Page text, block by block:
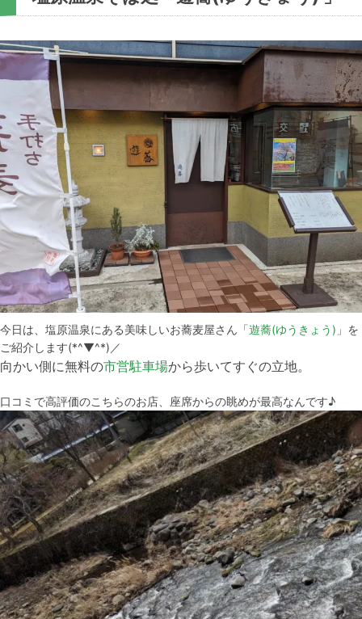
今日は、塩原温泉にある美味しいお蕎麦屋さん「遊蕎(ゆうきょう) 」を
ご紹介します(*^▼^*)／
向かい側に無料の市営駐車場から歩いてすぐの立地。
口コミで高評価のこちらのお店、座席からの眺めが最高なんです♪